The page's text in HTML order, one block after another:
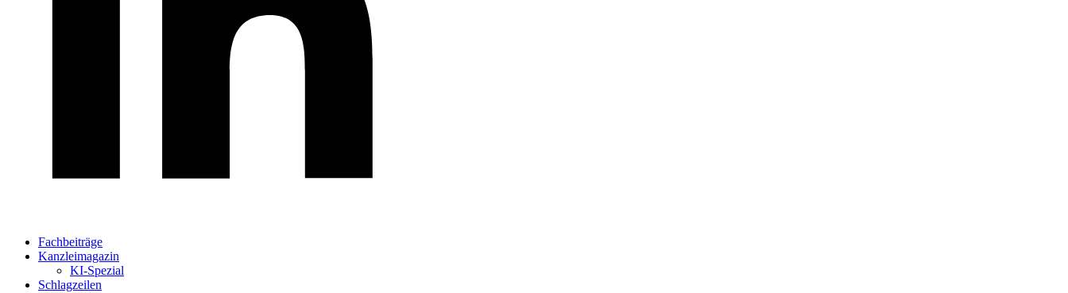
Fachbeiträge
Kanzleimagazin
KI-Spezial
Schlagzeilen